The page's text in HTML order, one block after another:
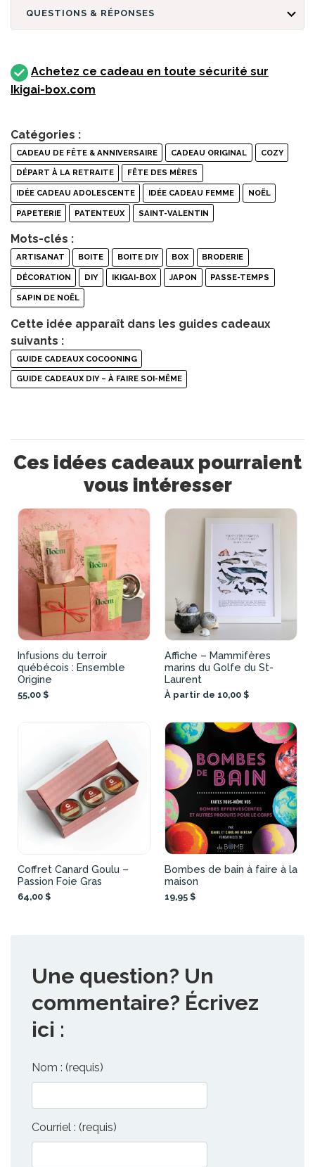
QUESTIONS & RÉPONSES
Achetez ce cadeau en toute sécurité sur
Ikigai-box.com
Catégories :
CADEAU DE FÊTE & ANNIVERSAIRE CADEAU ORIGINAL COZY
DÉPART À LA RETRAITE FÊTE DES MÈRES
IDÉE CADEAU ADOLESCENTE IDÉE CADEAU FEMME NOËL
PAPETERIE PATENTEUX SAINT-VALENTIN
Mots-clés :
ARTISANAT BOITE BOITE DIY BOX BRODERIE
DÉCORATION DIY IKIGAI-BOX JAPON PASSE-TEMPS
SAPIN DE NOËL
Cette idée apparaît dans les guides cadeaux
suivants :
GUIDE CADEAUX COCOONING
GUIDE CADEAUX DIY – À FAIRE SOI-MÊME
Ces idées cadeaux pourraient
vous intéresser
Infusions du terroir
québécois : Ensemble
Origine
55,00 $
Affiche – Mammifères
marins du Golfe du St-
Laurent
À partir de 10,00 $
Coffret Canard Goulu –
Passion Foie Gras
64,00 $
Bombes de bain à faire à la
maison
19,95 $
Une question? Un
commentaire? Écrivez
ici :
Nom : (requis)
Courriel : (requis)